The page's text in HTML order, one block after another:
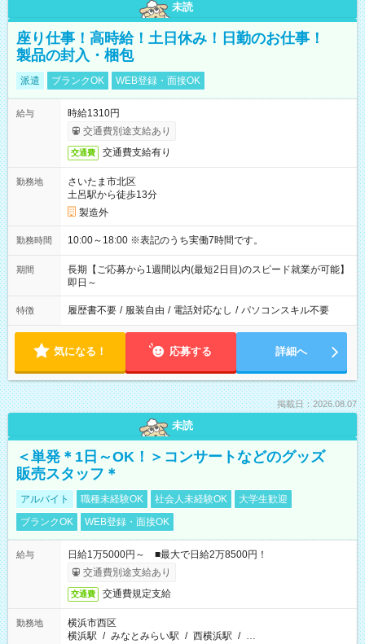
未読
座り仕事！高時給！土日休み！日勤のお仕事！
製品の封入・梱包
派遣 ブランクOK WEB登録・面接OK
給与
時給1310円
交通費別途支給あり
交通費 交通費支給有り
勤務地
さいたま市北区
土呂駅から徒歩13分
製造外
勤務時間 10:00～18:00 ※表記のうち実働7時間です。
期間
長期【ご応募から1週間以内(最短2日目)のスピード就業が可能】
即日～
特徴 履歴書不要 / 服装自由 / 電話対応なし / パソコンスキル不要
気になる！ 応募する 詳細へ
掲載日：2026.08.07
未読
＜単発＊1日～OK！＞コンサートなどのグッズ
販売スタッフ＊
アルバイト 職種未経験OK 社会人未経験OK
大学生歓迎
ブランクOK
WEB登録・面接OK
給与
日給1万5000円～ ■最大で日給2万8500円！
交通費別途支給あり
交通費 交通費規定支給
勤務地
横浜市西区
横浜駅 / みなとみらい駅 / 西横浜駅 / …